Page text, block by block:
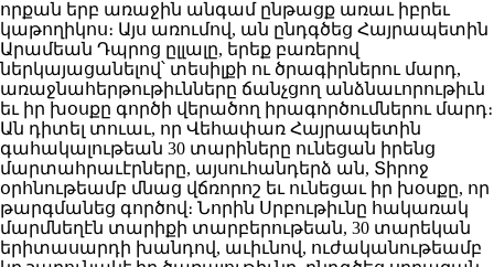
որքան երբ առաջին անգամ ընթացք առաւ իբրեւ
կաթողիկոս։ Այս առումով, ան ընդգծեց Հայրապետին
Արամեան Դպրոց ըլլալը, երեք բառերով
ներկայացանելով՝ տեսիլքի ու ծրագիրներու մարդ,
առաջնահերթութիւնները ճանչցող անձնաւորութիւն
եւ իր խօսքը գործի վերածող իրագործումներու մարդ։
Ան դիտել տուաւ, որ Վեհափառ Հայրապետին
գահակալութեան 30 տարիները ունեցան իրենց
մարտահրաւէրները, այսուհանդերձ ան, Տիրոջ
օրհնութեամբ մնաց վճռորոշ եւ ունեցաւ իր խօսքը, որ
թարգմանեց գործով։ Նորին Սրբութիւնը հակառակ
մարմնեղէն տարիքի տարբերութեան, 30 տարեկան
երիտասարդի խանդով, աւիւնով, ուժականութեամբ